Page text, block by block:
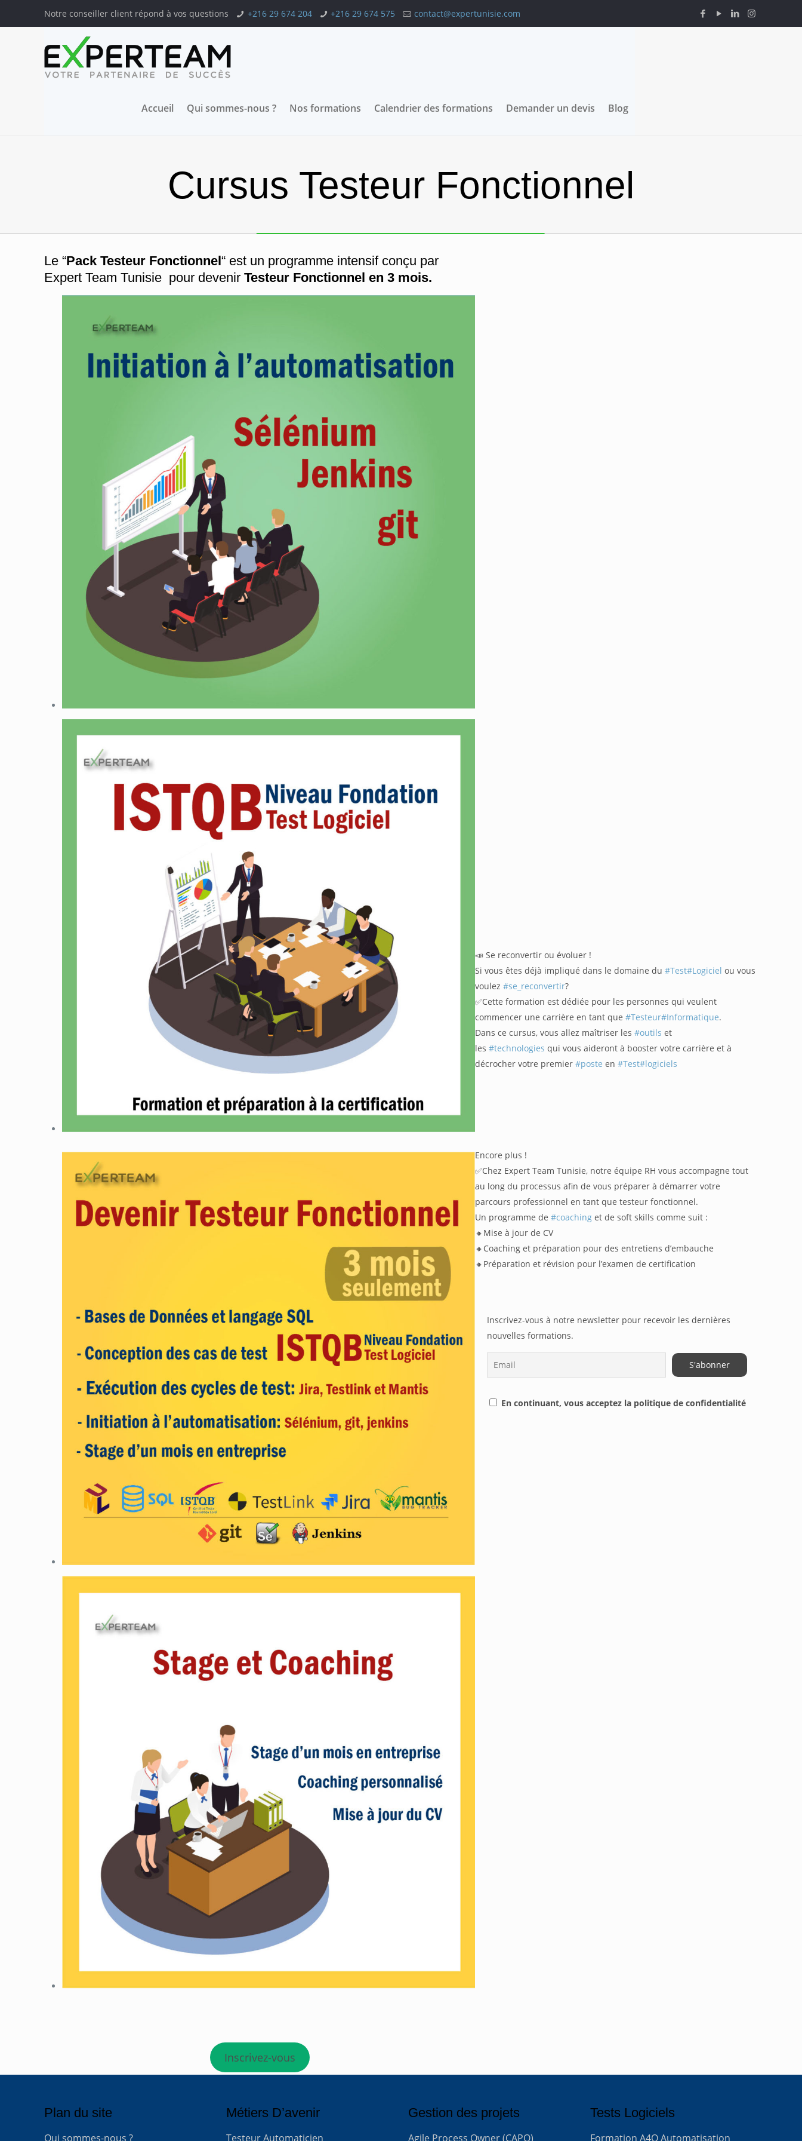
Notre conseiller client répond à vos questions +216 29 674 204 +216 29 674 575 contact@expertunisie.com
Accueil Qui sommes-nous ? Nos formations Calendrier des formations Demander un devis Blog
Cursus Testeur Fonctionnel
Le “Pack Testeur Fonctionnel“ est un programme intensif conçu par
Expert Team Tunisie pour devenirTesteur Fonctionnel en 3 mois.
Inscrivez-vous
📣 Se reconvertir ou évoluer !
Si vous êtes déjà impliqué dans le domaine du #Test#Logiciel ou vous
voulez #se_reconvertir?
✅Cette formation est dédiée pour les personnes qui veulent
commencer une carrière en tant que #Testeur#Informatique.
Dans ce cursus, vous allez maîtriser les #outils et
les #technologies qui vous aideront à booster votre carrière et à
décrocher votre premier #poste en #Test#logiciels
Encore plus !
✅Chez Expert Team Tunisie, notre équipe RH vous accompagne tout
au long du processus afin de vous préparer à démarrer votre
parcours professionnel en tant que testeur fonctionnel.
Un programme de #coachinget de soft skills comme suit :
🔸Mise à jour de CV
🔸Coaching et préparation pour des entretiens d’embauche
🔸Préparation et révision pour l’examen de certification
Inscrivez-vous à notre newsletter pour recevoir les dernières
nouvelles formations.
En continuant, vous acceptez la politique de confidentialité
Plan du site
Qui sommes-nous ?
Métiers D’avenir
Testeur Automaticien
Gestion des projets
Agile Process Owner (CAPO)
Tests Logiciels
Formation A4Q Automatisation